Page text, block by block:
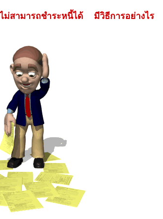
ม่สามารถชำระหนี้ได้ มีวิธีการอย่างไร